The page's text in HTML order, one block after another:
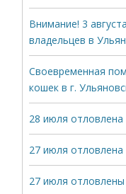
Внимание! 3
владельцев в
Своевременная
кошек в г.
28 июля отловлена
27 июля отловлена
27 июля